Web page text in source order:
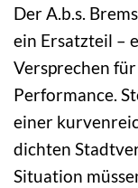
Der A.b.s.
ein Ersatzteil –
Versprechen
Performance.
einer
dichten
Situation